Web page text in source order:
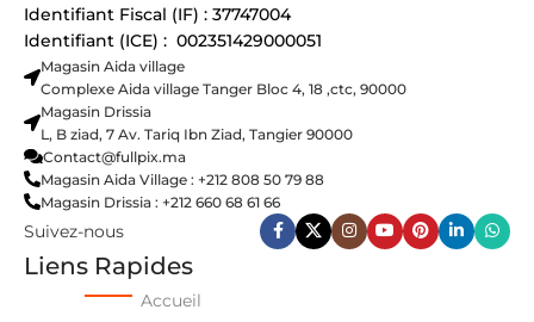
Identifiant Fiscal (IF) : 37747004
Identifiant (ICE) : 002351429000051
Magasin Aida village
Complexe Aida village Tanger Bloc 4, 18 ,ctc, 90000
Magasin Drissia
L, B ziad, 7 Av. Tariq Ibn Ziad, Tangier 90000
Contact@fullpix.ma
Magasin Aida Village : +212 808 50 79 88
Magasin Drissia : +212 660 68 61 66
Suivez-nous
Liens Rapides
Accueil